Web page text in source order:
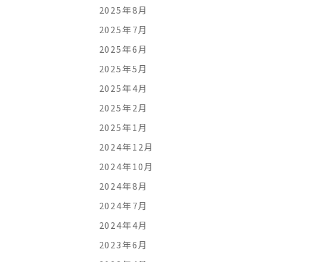
2025年8月
2025年7月
2025年6月
2025年5月
2025年4月
2025年2月
2025年1月
2024年12月
2024年10月
2024年8月
2024年7月
2024年4月
2023年6月